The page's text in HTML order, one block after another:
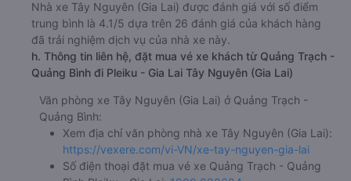
limousine 600000đ/vé
g. Review, đánh giá chất lượng xe Tây Nguyên (Gia Lai)
Nhà xe Tây Nguyên (Gia Lai) được đánh giá với số điểm
trung bình là 4.1/5 dựa trên 26 đánh giá của khách hàng
đã trải nghiệm dịch vụ của nhà xe này.
h. Thông tin liên hệ, đặt mua vé xe khách từ Quảng Trạch -
Quảng Bình đi Pleiku - Gia Lai Tây Nguyên (Gia Lai)
Văn phòng xe Tây Nguyên (Gia Lai) ở Quảng Trạch -
Quảng Bình: